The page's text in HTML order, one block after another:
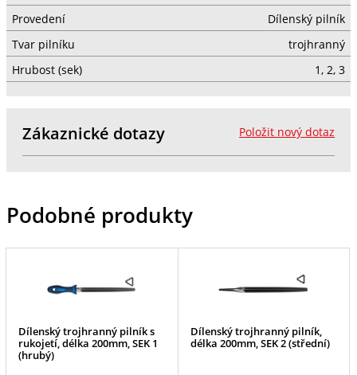
Provedení
Dílenský pilník
Tvar pilníku
trojhranný
Hrubost (sek)
1, 2, 3
Položit nový dotaz
Zákaznické dotazy
Podobné produkty
Dílenský trojhranný pilník s
rukojetí, délka 200mm, SEK 1
(hrubý)
Dílenský trojhranný pilník,
délka 200mm, SEK 2 (střední)